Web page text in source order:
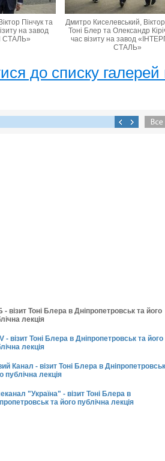
Пінчук та
на завод
СТАЛЬ»
Дмитро Киселевський,
Тоні Блер та Олександр
час візиту на завод
СТАЛЬ»
до списку галерей
- візит Тоні Блера в Дніпропетровськ та його
лекція
- візит Тоні Блера в Дніпропетровськ та його
лекція
Канал - візит Тоні Блера в
публічна лекція
"Україна" - візит Тоні Блера в
та його публічна лекція